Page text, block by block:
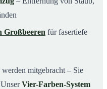
Großbeeren für fasertiefe
mitgebracht – Sie
Vier-Farben-System